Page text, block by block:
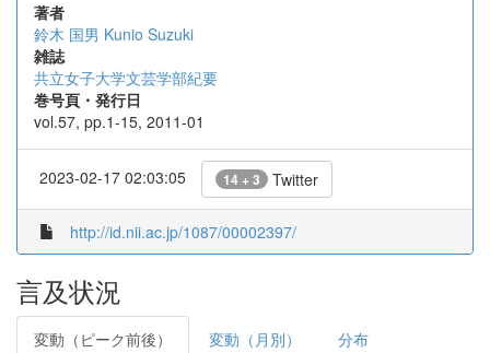
著者
鈴木 国男 Kunio Suzuki
雑誌
共立女子大学文芸学部紀要
巻号頁・発行日
vol.57, pp.1-15, 2011-01
2023-02-17 02:03:05 14 + 3 Twitter
http://id.nii.ac.jp/1087/00002397/
言及状況
変動（ピーク前後） 変動（月別） 分布